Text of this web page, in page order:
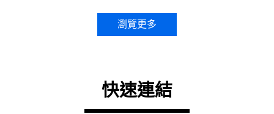
瀏覽更多
快速連結